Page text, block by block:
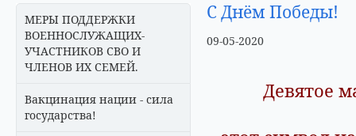
МЕРЫ ПОДДЕРЖКИ
ВОЕННОСЛУЖАЩИХ-
УЧАСТНИКОВ СВО И
ЧЛЕНОВ ИХ СЕМЕЙ.
Вакцинация нации - сила
государства!
С Днём Победы!
09-05-2020
Девятое